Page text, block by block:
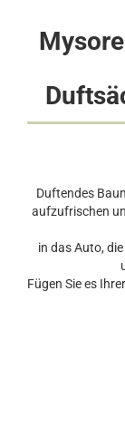
Duftendes
aufzufrischen
in das Auto,
Fügen Sie es